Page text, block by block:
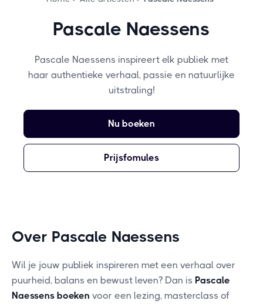
Pascale Naessens
Pascale Naessens inspireert elk publiek met
haar authentieke verhaal, passie en natuurlijke
uitstraling!
Nu boeken
Prijsfomules
Over Pascale Naessens
Wil je jouw publiek inspireren met een verhaal over
puurheid, balans en bewust leven? Dan is Pascale
Naessens boeken voor een lezing, masterclass of